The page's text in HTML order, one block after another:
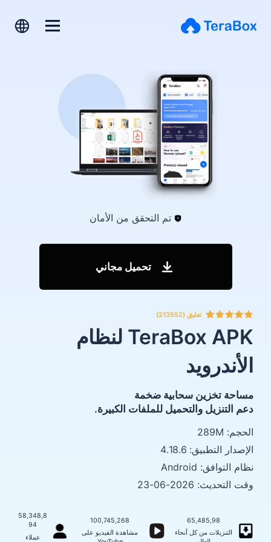
تم التحقق من الأمان
تحميل مجاني
تعليق (213552)
TeraBox APK لنظام
الأندرويد
مساحة تخزين سحابية ضخمة
دعم التنزيل والتحميل للملفات الكبيرة.
الحجم: 289M
الإصدار التطبيق: 4.18.6
نظام التوافق: Android
وقت التحديث: 2026-06-23
65,485,98
التنزيلات من كل أنحاء
100,745,268
مشاهدة الفيديو على
58,348,8
94
عملاء